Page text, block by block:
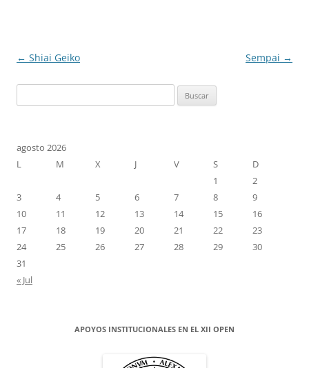
Navegación
← Shiai Geiko Sempai →
agosto 2026
L
M X J V S
D
1
2
3
4 5 6 7 8
9
10
11 12 13 14 15
16
17
18 19 20 21 22
23
24
25 26 27 28 29
30
31
« Jul
APOYOS INSTITUCIONALES EN EL XII OPEN